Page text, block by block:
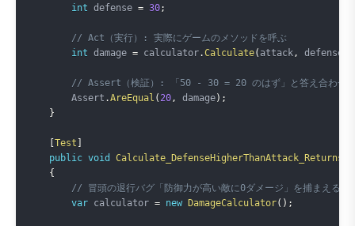
int defense = 30;
// Act（実行）: 実際にゲームのメソッドを呼ぶ
int damage = calculator.Calculate( attack, defense
// Assert（検証）: 「50 - 30 = 20 のはず」と答え合わせ
        Assert
.AreEqual ( 20, damage) ;
}
Test
public void
{
// 冒頭の退行バグ「防御力が高い敵に0ダメージ」を捕まえるテ
var calculator = new DamageCalculator( ) ;